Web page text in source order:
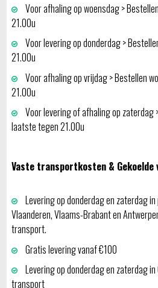
Voor afhaling op woensdag >
21.00u
Voor levering op donderdag >
21.00u
Voor afhaling op vrijdag > Bestellen
21.00u
Voor levering of afhaling op zaterdag
laatste tegen 21.00u
Vaste transportkosten & Gekoelde
Levering op donderdag en zaterdag
Vlaanderen, Vlaams-Brabant en
transport.
Gratis levering vanaf €100
Levering op donderdag en zaterdag
transport